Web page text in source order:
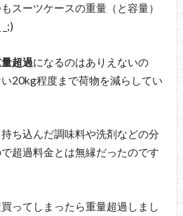
スーツケースの重量（と容量）
超過になるのはありえないの
20kg程度まで荷物を減らしてい
ち込んだ調味料や洗剤などの分
超過料金とは無縁だったのです
ってしまったら重量超過しまし